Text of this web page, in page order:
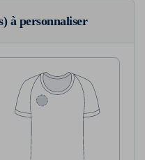
à personnaliser